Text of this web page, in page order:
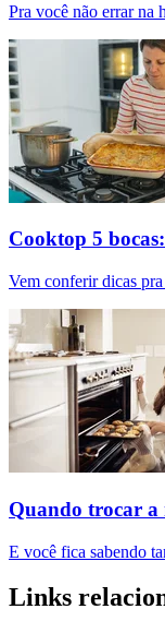
Pra você não errar na
Cooktop 5
Vem conferir dicas
Quando trocar a
E você fica sabendo
Links